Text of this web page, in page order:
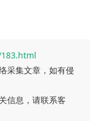
采集文章，如有侵
信息，请联系客